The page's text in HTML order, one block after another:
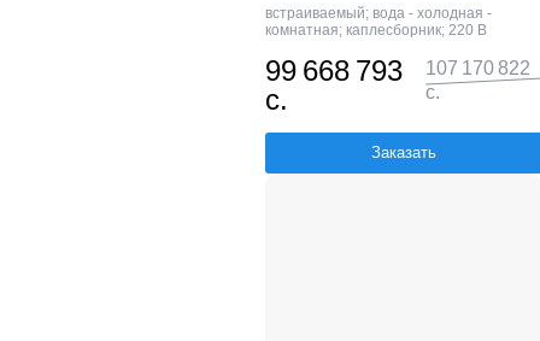
встраиваемый; вода - холодная -
комнатная; каплесборник; 220 В
99 668 793
с.
107 170 822
с.
Заказать